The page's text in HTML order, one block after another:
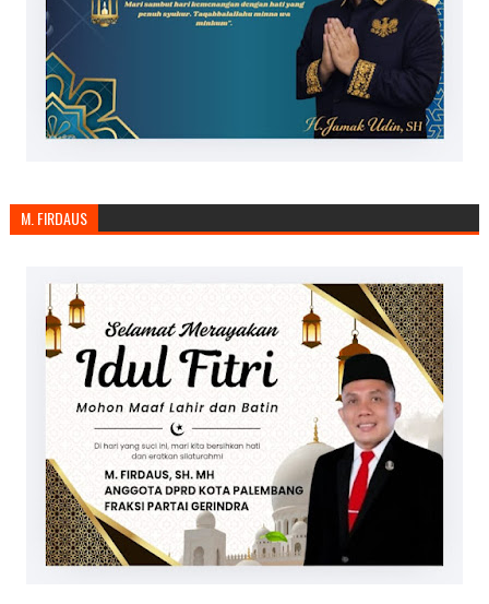
M. FIRDAUS